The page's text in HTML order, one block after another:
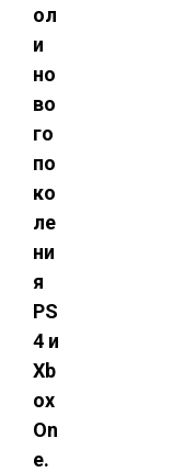
ол
и
но
во
го
по
ко
ле
ни
я
PS
4 и
Xb
ox
On
e.